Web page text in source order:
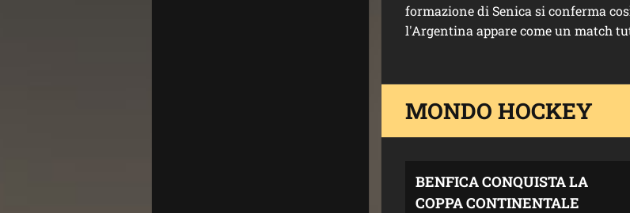
formazione di Senica si conferma
l'Argentina appare come un match
MONDO HOCKEY
BENFICA CONQUISTA LA
COPPA CONTINENTALE